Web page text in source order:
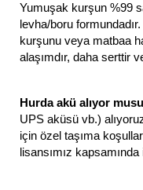
Yumuşak kurşun %99
levha/boru
kurşunu veya matbaa
alaşımdır, daha serttir
Hurda akü alıyor
UPS aküsü vb.)
için özel taşıma
lisansımız